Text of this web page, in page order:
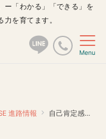
ー「わかる」「できる」を
を育てます。
Menu
進路情報 自己肯定感を上げるとは？【スタディハウス 秋田 塾】＜ホームルームTV＞